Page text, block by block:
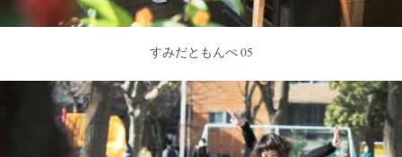
すみだともんぺ 05